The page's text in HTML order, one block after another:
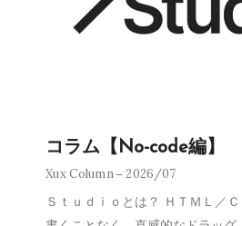
コラム【No-code編】
Xux Column 2026/07
Ｓｔｕｄｉｏとは？ ＨＴＭＬ／